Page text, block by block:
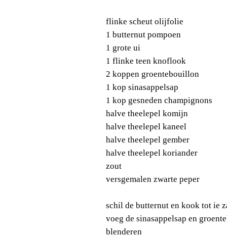
flinke scheut olijfolie
1 butternut pompoen
1 grote ui
1 flinke teen knoflook
2 koppen groentebouillon
1 kop sinasappelsap
1 kop gesneden champignons
halve theelepel komijn
halve theelepel kaneel
halve theelepel gember
halve theelepel koriander
zout
versgemalen zwarte peper
schil de butternut en kook tot ie
voeg de sinasappelsap en
blenderen